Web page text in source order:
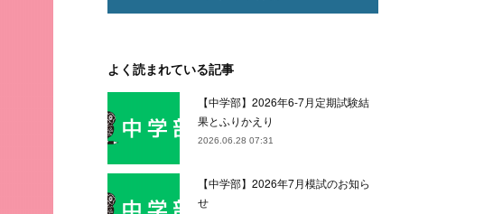
よく読まれている記事
【中学部】2026年6-7月定期試験結
果とふりかえり
2026.06.28 07:31
【中学部】2026年7月模試のお知ら
せ